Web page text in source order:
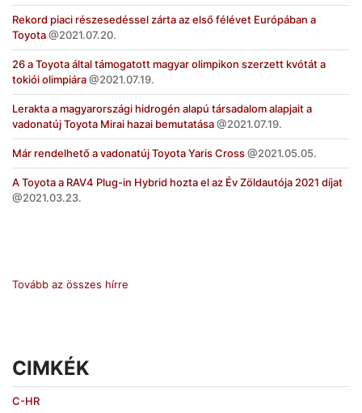
Rekord piaci részesedéssel zárta az első félévet Európában a
Toyota
2021.07.20.
26 a Toyota által támogatott magyar olimpikon szerzett kvótát a
tokiói olimpiára
2021.07.19.
Lerakta a magyarországi hidrogén alapú társadalom alapjait a
vadonatúj Toyota Mirai hazai bemutatása
2021.07.19.
Már rendelhető a vadonatúj Toyota Yaris Cross 2021.05.05.
A Toyota a RAV4 Plug-in Hybrid hozta el az Év Zöldautója 2021 díjat
2021.03.23.
Tovább az összes hírre
CIMKÉK
C-HR